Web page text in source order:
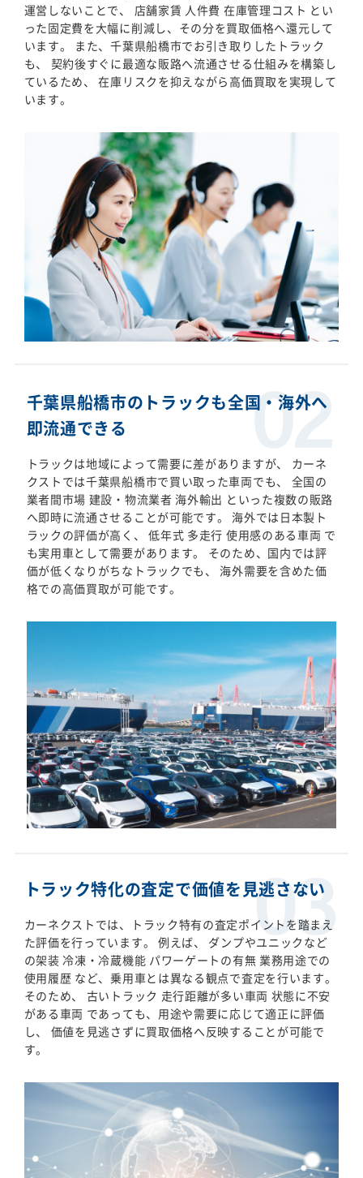
運営しないことで、 店舗家賃 人件費 在庫管理コスト とい
った固定費を大幅に削減し、その分を買取価格へ還元して
います。 また、千葉県船橋市でお引き取りしたトラック
も、 契約後すぐに最適な販路へ流通させる仕組みを構築し
ているため、 在庫リスクを抑えながら高価買取を実現して
います。
千葉県船橋市のトラックも全国・海外へ
即流通できる
トラックは地域によって需要に差がありますが、 カーネ
クストでは千葉県船橋市で買い取った車両でも、 全国の
業者間市場 建設・物流業者 海外輸出 といった複数の販路
へ即時に流通させることが可能です。 海外では日本製ト
ラックの評価が高く、 低年式 多走行 使用感のある車両 で
も実用車として需要があります。 そのため、国内では評
価が低くなりがちなトラックでも、 海外需要を含めた価
格での高価買取が可能です。
トラック特化の査定で価値を見逃さない
カーネクストでは、トラック特有の査定ポイントを踏まえ
た評価を行っています。 例えば、 ダンプやユニックなど
の架装 冷凍・冷蔵機能 パワーゲートの有無 業務用途での
使用履歴 など、乗用車とは異なる観点で査定を行います。
そのため、 古いトラック 走行距離が多い車両 状態に不安
がある車両 であっても、用途や需要に応じて適正に評価
し、 価値を見逃さずに買取価格へ反映することが可能で
す。